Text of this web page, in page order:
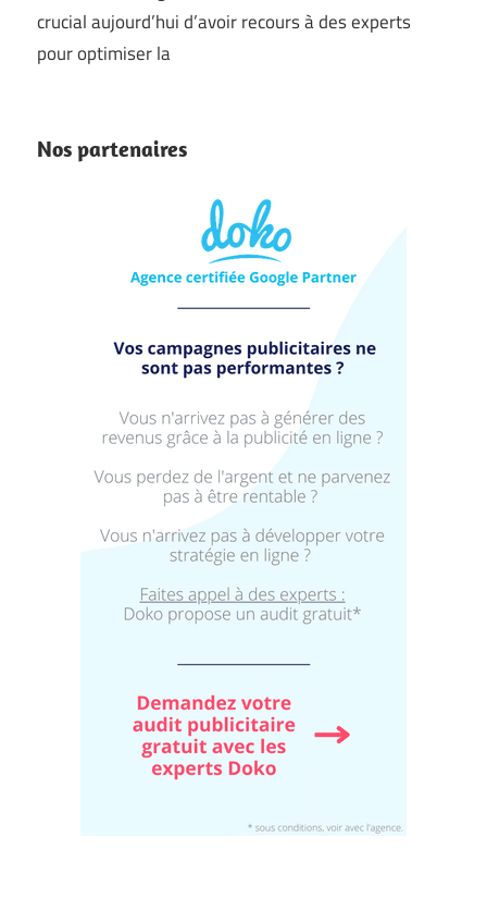
crucial aujourd’hui d’avoir recours à des experts
pour optimiser la
Nos partenaires